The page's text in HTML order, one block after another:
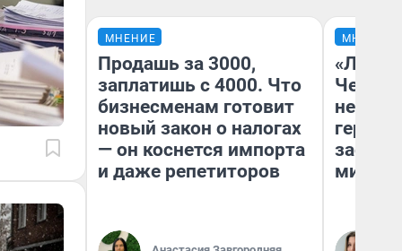
МНЕНИЕ
Продашь за 3000,
заплатишь с 4000. Что
бизнесменам готовит
новый закон о налогах
— он коснется импорта
и даже репетиторов
МНЕНИЕ
«Люди
Чем
герои